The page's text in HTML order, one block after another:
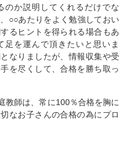
のか説明してくれるだけでな
○○あたりをよく勉強しておい
るヒントを得られる場合もあ
足を運んで頂きたいと思いま
なりましたが、情報収集や受
を尽くして、合格を勝ち取っ
教師は、常に100％合格を胸に
なお子さんの合格の為にプロ